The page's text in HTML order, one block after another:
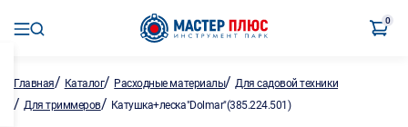
0
Главная/ Каталог/ Расходные материалы/Для садовой техники
/ Для триммеров/ Катушка+леска"Dolmar"(385.224.501)